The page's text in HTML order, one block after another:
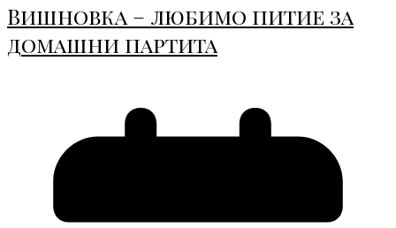
Вишновка – любимо питие за
домашни партита